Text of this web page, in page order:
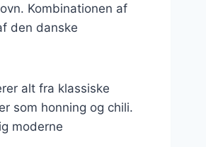
Kombinationen af
den danske
alt fra klassiske
som honning og chili.
moderne